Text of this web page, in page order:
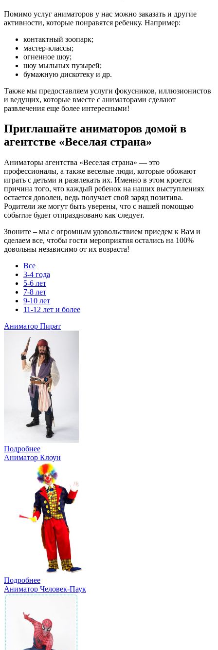
Помимо услуг аниматоров у нас можно заказать и другие
активности, которые понравятся ребенку. Например:
контактный зоопарк;
мастер-классы;
огненное шоу;
шоу мыльных пузырей;
бумажную дискотеку и др.
Также мы предоставляем услуги фокусников, иллюзионистов
и ведущих, которые вместе с аниматорами сделают
развлечения еще более интересными!
Приглашайте аниматоров домой в
агентстве «Веселая страна»
Аниматоры агентства «Веселая страна» — это
профессионалы, а также веселые люди, которые обожают
играть с детьми и развлекать их. Именно в этом кроется
причина того, что каждый ребенок на наших выступлениях
остается доволен, ведь получает свой заряд позитива.
Родители же могут быть уверены, что с нашей помощью
событие будет отпраздновано как следует.
Звоните – мы с огромным удовольствием приедем к Вам и
сделаем все, чтобы гости мероприятия остались на 100%
довольны независимо от их возраста!
Все
3-4 года
5-6 лет
7-8 лет
9-10 лет
11-12 лет и более
Аниматор Пират
Подробнее
Аниматор Клоун
Подробнее
Аниматор Человек-Паук